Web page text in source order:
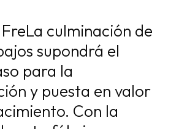
La culminación de
supondrá el
para la
y puesta en valor
Con la